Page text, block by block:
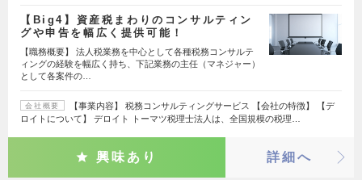
【Big4】資産税まわりのコンサルティン
グや申告を幅広く提供可能！
【職務概要】 法人税業務を中心として各種税務コンサルテ
ィングの経験を幅広く持ち、下記業務の主任（マネジャー）
として各案件の…
会社概要
【事業内容】 税務コンサルティングサービス 【会社の特徴】 【デ
ロイトについて】 デロイト トーマツ税理士法人は、全国規模の税理…
興味あり 詳細へ